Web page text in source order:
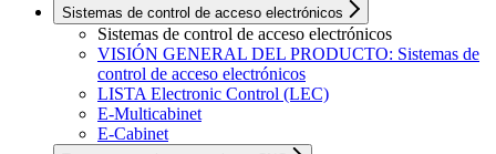
Sistemas de control de acceso electrónicos
Sistemas de control de acceso electrónicos
VISIÓN GENERAL DEL PRODUCTO: Sistemas de
control de acceso electrónicos
LISTA Electronic Control (LEC)
E-Multicabinet
E-Cabinet